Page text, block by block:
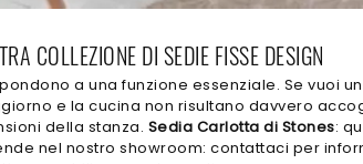
COLLEZIONE DI SEDIE FISSE DESIGN
a una funzione essenziale. Se vuoi
e la cucina non risultano davvero
della stanza. Sedia Carlotta di Stones:
nel nostro showroom: contattaci per